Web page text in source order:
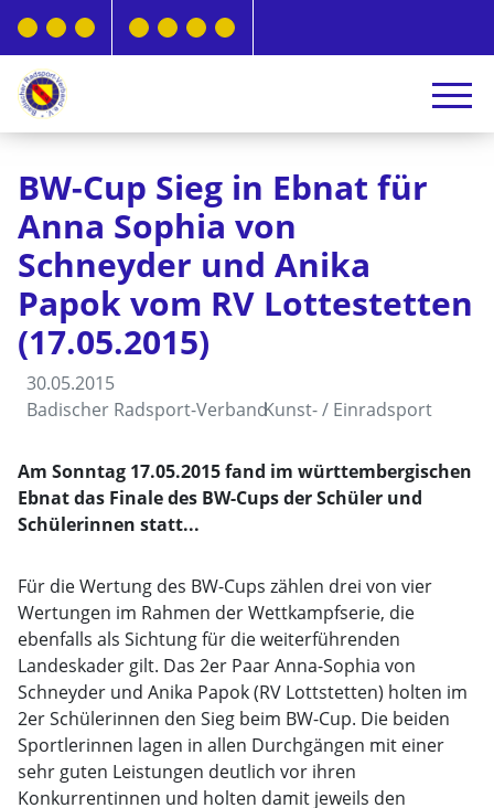
BW-Cup Sieg in Ebnat für
Anna Sophia von
Schneyder und Anika
Papok vom RV Lottestetten
(17.05.2015)
30.05.2015
Badischer Radsport-VerbandKunst- / Einradsport
Am Sonntag 17.05.2015 fand im württembergischen
Ebnat das Finale des BW-Cups der Schüler und
Schülerinnen statt...
Für die Wertung des BW-Cups zählen drei von vier
Wertungen im Rahmen der Wettkampfserie, die
ebenfalls als Sichtung für die weiterführenden
Landeskader gilt. Das 2er Paar Anna-Sophia von
Schneyder und Anika Papok (RV Lottstetten) holten im
2er Schülerinnen den Sieg beim BW-Cup. Die beiden
Sportlerinnen lagen in allen Durchgängen mit einer
sehr guten Leistungen deutlich vor ihren
Konkurrentinnen und holten damit jeweils den